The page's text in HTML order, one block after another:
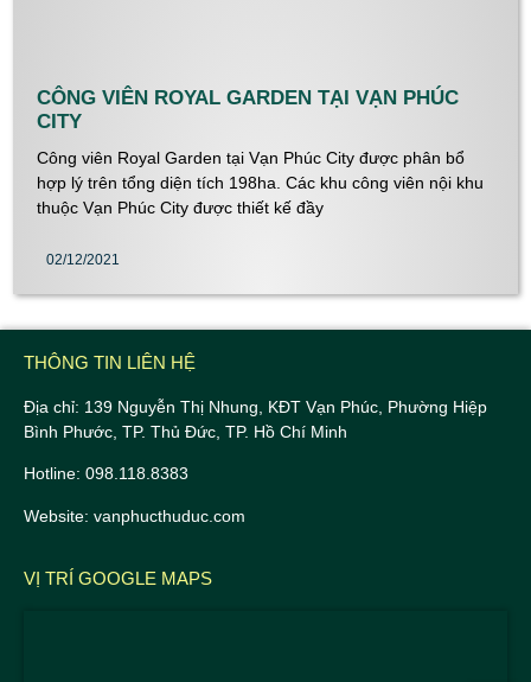
CÔNG VIÊN ROYAL GARDEN TẠI VẠN PHÚC
CITY
Công viên Royal Garden tại Vạn Phúc City được phân bổ
hợp lý trên tổng diện tích 198ha. Các khu công viên nội khu
thuộc Vạn Phúc City được thiết kế đầy
02/12/2021
THÔNG TIN LIÊN HỆ
Địa chỉ: 139 Nguyễn Thị Nhung, KĐT Vạn Phúc, Phường Hiệp
Bình Phước, TP. Thủ Đức, TP. Hồ Chí Minh
Hotline: 098.118.8383
Website: vanphucthuduc.com
VỊ TRÍ GOOGLE MAPS